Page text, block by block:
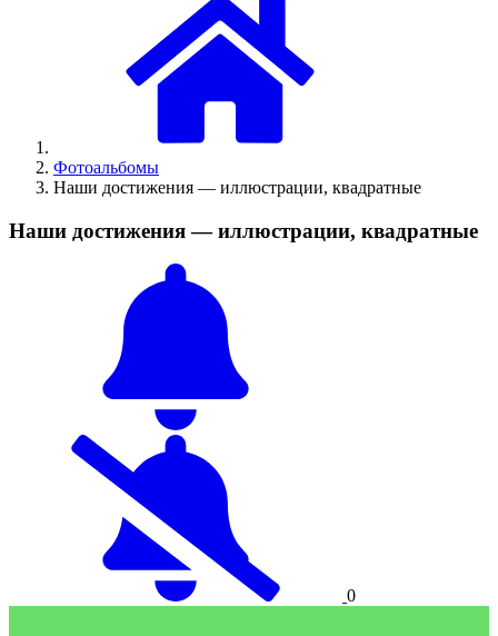
Фотоальбомы
Наши достижения — иллюстрации, квадратные
Наши достижения — иллюстрации, квадратные
0